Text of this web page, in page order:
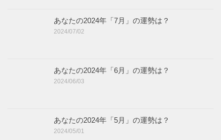
あなたの2024年「7月」の運勢は？
2024/07/02
あなたの2024年「6月」の運勢は？
2024/06/03
あなたの2024年「5月」の運勢は？
2024/05/01